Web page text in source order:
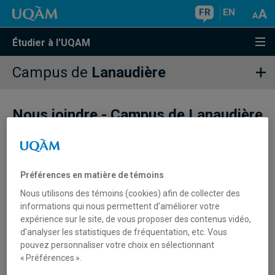
FR EN
Étudier à l'UQAM
Campus de Lanaudière
Nous joindre - Campus de Lanaudière
Préférences en matière de témoins
Nous utilisons des témoins (cookies) afin de collecter des
informations qui nous permettent d’améliorer votre
expérience sur le site, de vous proposer des contenus vidéo,
d’analyser les statistiques de fréquentation, etc. Vous
pouvez personnaliser votre choix en sélectionnant
« Préférences ».